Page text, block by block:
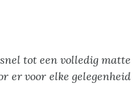
tot een volledig matte
er voor elke gelegenheid